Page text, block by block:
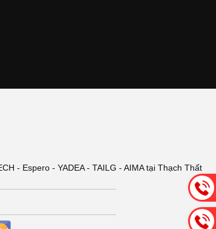
- Espero - YADEA - TAILG - AIMA tại Thạch Thất